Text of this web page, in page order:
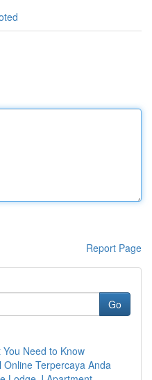
Report Page
Go
Need to Know
Terpercaya Anda